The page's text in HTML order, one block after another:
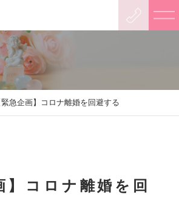
緊急企画】コロナ離婚を回避する
】コロナ離婚を回